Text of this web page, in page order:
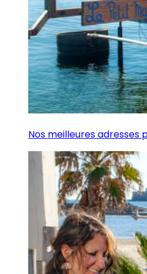
Nos meilleures adresses